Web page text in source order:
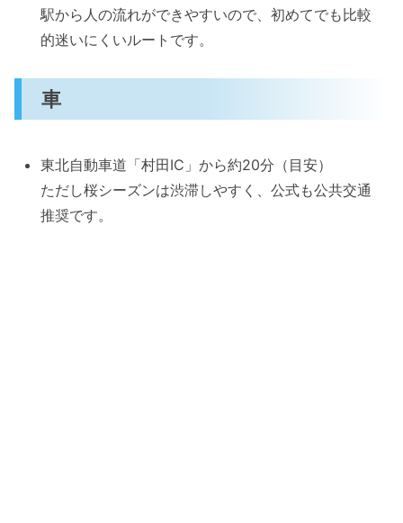
駅から人の流れができやすいので、初めてでも比較
的迷いにくいルートです。
車
東北自動車道「村田IC」から約20分（目安）
ただし桜シーズンは渋滞しやすく、公式も公共交通
推奨です。